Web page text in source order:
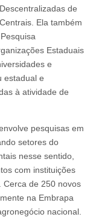
de
Ela também
Estaduais
e
estadual e
à atividade de
pesquisas em
setores do
nesse sentido,
com instituições
Cerca de 250 novos
na Embrapa
nacional.